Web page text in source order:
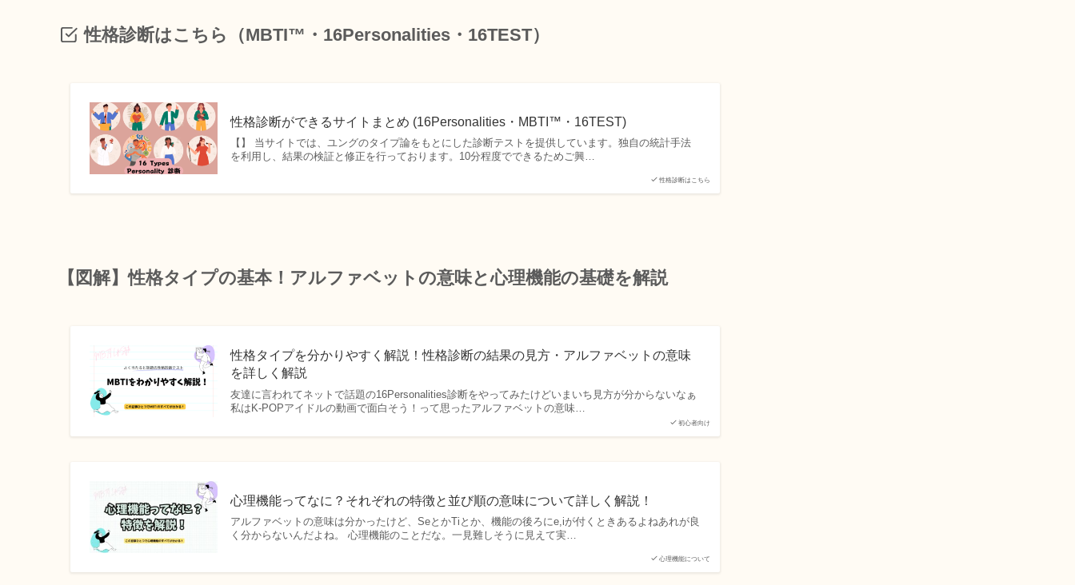
性格診断はこちら（MBTI™・16Personalities・16TEST）
性格診断はこちら
性格診断ができるサイトまとめ (16Personalities・MBTI™・16TEST)
【】 当サイトでは、ユングのタイプ論をもとにした診断テストを提供しています。独自の統計手法
を利用し、結果の検証と修正を行っております。10分程度でできるためご興…
【図解】性格タイプの基本！アルファベットの意味と心理機能の基礎を解説
初心者向け
性格タイプを分かりやすく解説！性格診断の結果の見方・アルファベットの意味
を詳しく解説
友達に言われてネットで話題の16Personalities診断をやってみたけどいまいち見方が分からないなぁ
私はK-POPアイドルの動画で面白そう！って思ったアルファベットの意味…
心理機能について
心理機能ってなに？それぞれの特徴と並び順の意味について詳しく解説！
アルファベットの意味は分かったけど、SeとかTiとか、機能の後ろにe,iが付くときあるよねあれが良
く分からないんだよね。 心理機能のことだな。一見難しそうに見えて実…